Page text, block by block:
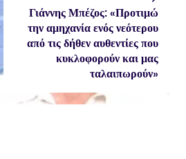
Γιάννης Μπέζος: «Προτιμώ
την αμηχανία ενός νεότερου
από τις δήθεν αυθεντίες που
κυκλοφορούν και μας
ταλαιπωρούν»